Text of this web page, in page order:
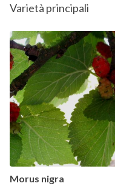
Varietà principali
Morus nigra